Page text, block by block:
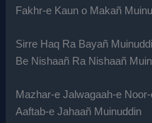
Fakhr-e Kaun o Makañ
Sirre Haq Ra Bayañ
Be Nishaañ Ra Nishaañ
Mazhar-e Jalwagaah-e
Aaftab-e Jahaañ Muinuddin